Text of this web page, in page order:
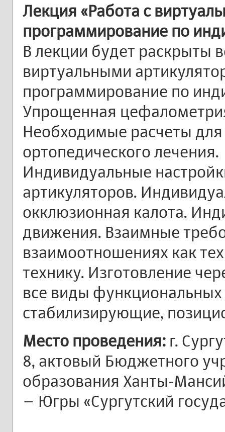
Лекция «Работа с
программирование по
В лекции будет раскрыты
виртуальными
программирование по
Упрощенная
Необходимые расчеты
ортопедического лечения.
Индивидуальные
артикуляторов.
окклюзионная калота.
движения. Взаимные
взаимоотношениях как
технику. Изготовление
все виды
стабилизирующие,
Место проведения: г.
8, актовый Бюджетного
образования Ханты-
– Югры «Сургутский